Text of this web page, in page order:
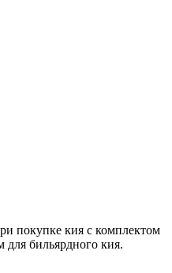
покупке кия с комплектом
для бильярдного кия.